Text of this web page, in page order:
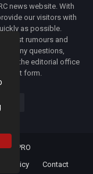
news website. With
our visitors with
as possible.
latest rumours and
any questions,
the editorial office
form.
PRO
Policy Contact